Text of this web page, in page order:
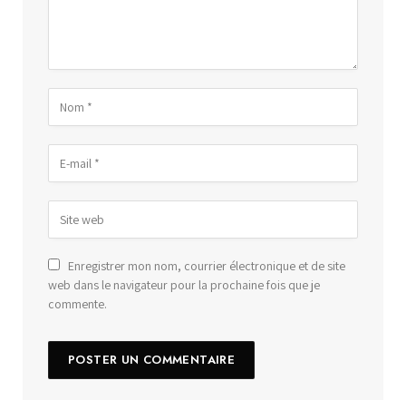
Enregistrer mon nom, courrier électronique et de site
web dans le navigateur pour la prochaine fois que je
commente.